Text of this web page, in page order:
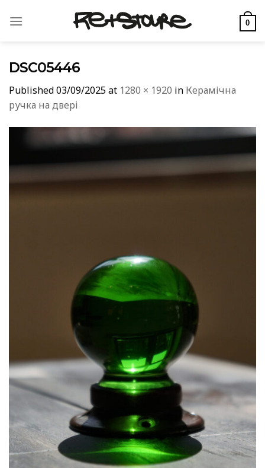
0
DSC05446
Published03/09/2025at 1280 × 1920 in Керамічна
ручка на двері